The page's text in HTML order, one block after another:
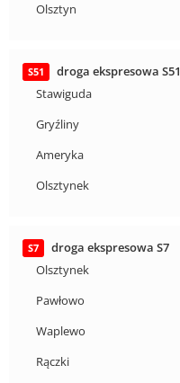
Olsztyn
S51
droga ekspresowa S51
Stawiguda
Gryźliny
Ameryka
Olsztynek
S7
droga ekspresowa S7
Olsztynek
Pawłowo
Waplewo
Rączki